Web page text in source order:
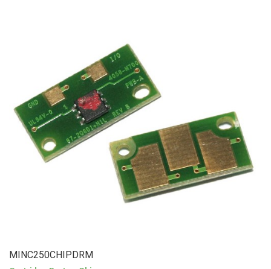
MINC250CHIPDRM